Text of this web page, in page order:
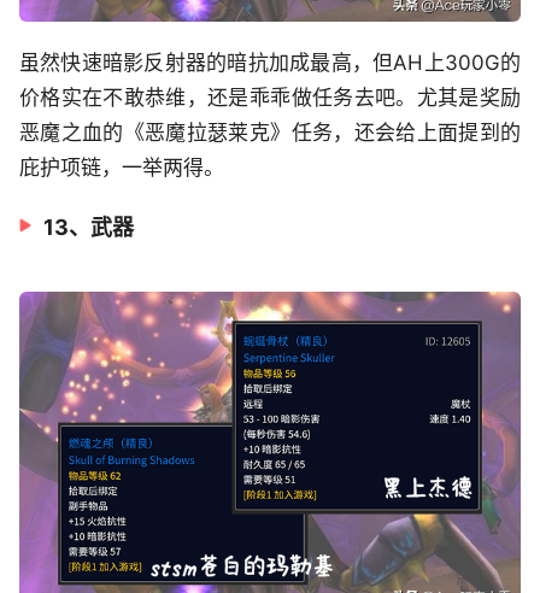
虽然快速暗影反射器的暗抗加成最高，但AH上300G的
价格实在不敢恭维，还是乖乖做任务去吧。尤其是奖励
恶魔之血的《恶魔拉瑟莱克》任务，还会给上面提到的
庇护项链，一举两得。
13、武器